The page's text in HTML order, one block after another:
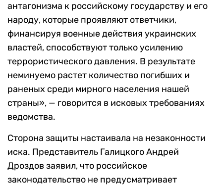
антагонизма к российскому государству и его
народу, которые проявляют ответчики,
финансируя военные действия украинских
властей, способствуют только усилению
террористического давления. В результате
неминуемо растет количество погибших и
раненых среди мирного населения нашей
страны», — говорится в исковых требованиях
ведомства.
Сторона защиты настаивала на незаконности
иска. Представитель Галицкого Андрей
Дроздов заявил, что российское
законодательство не предусматривает